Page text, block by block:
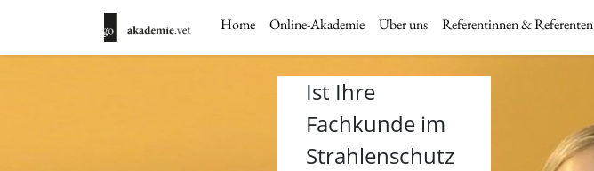
Home Online-Akademie Über uns Referentinnen & Referenten
Ist Ihre
Fachkunde im
Strahlenschutz